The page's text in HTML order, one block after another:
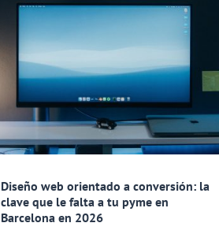
Diseño web orientado a conversión: la
clave que le falta a tu pyme en
Barcelona en 2026